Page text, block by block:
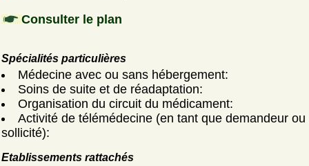
Consulter le plan
Spécialités particulières
Médecine avec ou sans hébergement:
Soins de suite et de réadaptation:
Organisation du circuit du médicament:
Activité de télémédecine (en tant que demandeur ou
sollicité):
Etablissements rattachés